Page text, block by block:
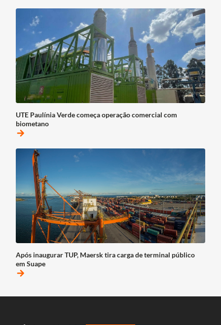
UTE Paulínia Verde começa operação comercial com
biometano
arrow_forward
Após inaugurar TUP, Maersk tira carga de terminal público
em Suape
arrow_forward